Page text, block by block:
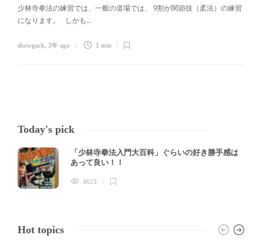
少林寺拳法の練習では、一般の道場では、 9割が関節技（柔法）の練習
になります。 しかも…
showgack 3年 ago 1 min
Today's pick
「少林寺拳法入門大百科」ぐらいの好き勝手感は
あって良い！！
4623
Hot topics